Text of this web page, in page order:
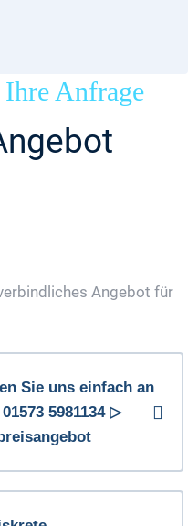
Anfrage
Angebot für
Sie uns einfach an
5981134 ▷